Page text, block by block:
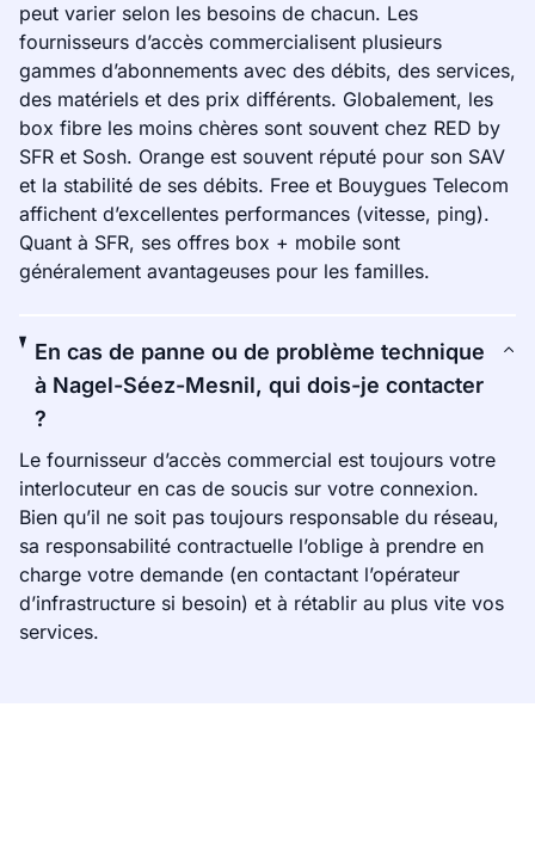
peut varier selon les besoins de chacun. Les
fournisseurs d’accès commercialisent plusieurs
gammes d’abonnements avec des débits, des services,
des matériels et des prix différents. Globalement, les
box fibre les moins chères sont souvent chez RED by
SFR et Sosh. Orange est souvent réputé pour son SAV
et la stabilité de ses débits. Free et Bouygues Telecom
affichent d’excellentes performances (vitesse, ping).
Quant à SFR, ses offres box + mobile sont
généralement avantageuses pour les familles.
En cas de panne ou de problème technique
à Nagel-Séez-Mesnil, qui dois-je contacter
?
Le fournisseur d’accès commercial est toujours votre
interlocuteur en cas de soucis sur votre connexion.
Bien qu’il ne soit pas toujours responsable du réseau,
sa responsabilité contractuelle l’oblige à prendre en
charge votre demande (en contactant l’opérateur
d’infrastructure si besoin) et à rétablir au plus vite vos
services.